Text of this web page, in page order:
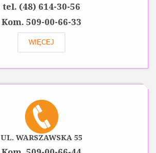
tel. (48) 614-30-56
Kom. 509-00-66-33
WIĘCEJ
UL. WARSZAWSKA 55